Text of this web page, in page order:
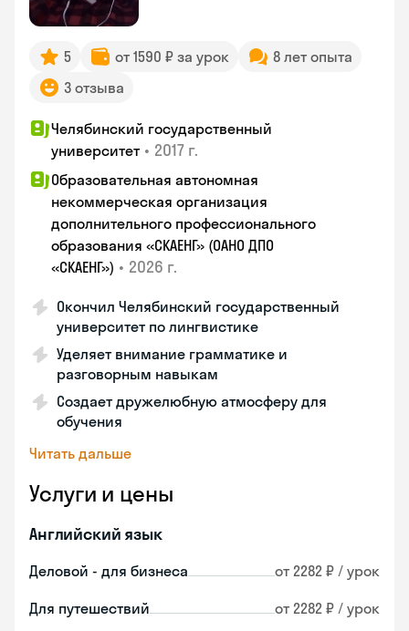
5 от 1590 ₽ за урок
8 лет опыта
3 отзыва
Челябинский государственный
университет • 2017 г.
Образовательная автономная
некоммерческая организация
дополнительного профессионального
образования «СКАЕНГ» (ОАНО ДПО
«СКАЕНГ») • 2026 г.
Окончил Челябинский государственный
университет по лингвистике
Уделяет внимание грамматике и
разговорным навыкам
Создает дружелюбную атмосферу для
обучения
Читать дальше
Услуги и цены
Английский язык
Деловой - для бизнеса от 2282 ₽ / урок
Для путешествий от 2282 ₽ / урок